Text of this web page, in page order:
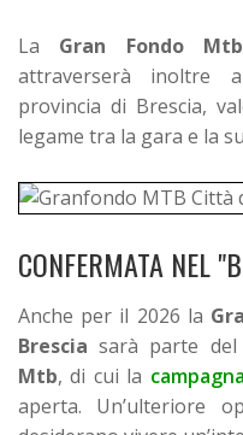
La Gran Fondo
attraverserà inoltre
provincia di Brescia,
legame tra la gara e la
CONFERMATA NEL
Anche per il 2026 la
Brescia sarà parte del
Mtb, di cui la
aperta. Un’ulteriore